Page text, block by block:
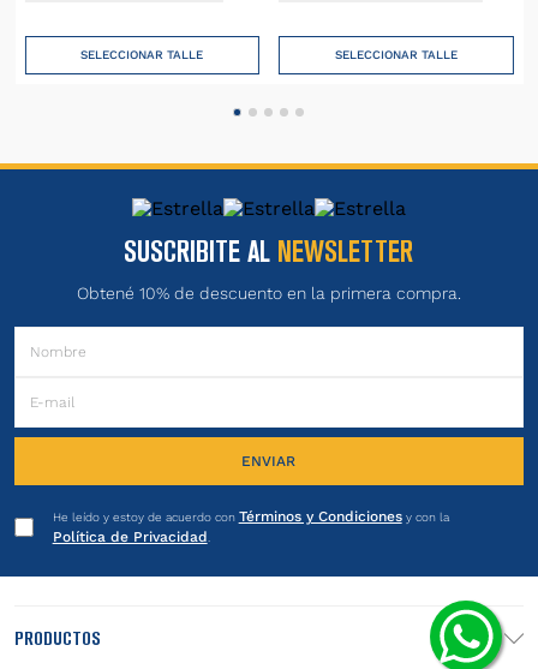
SELECCIONAR TALLE SELECCIONAR TALLE
SUSCRIBITE AL NEWSLETTER
Obtené 10% de descuento en la primera compra.
ENVIAR
He leído y estoy de acuerdo con Términos y Condicionesy con la
Política de Privacidad
PRODUCTOS